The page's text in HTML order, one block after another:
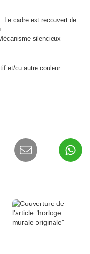
Le cadre est recouvert de
silencieux
et/ou autre couleur